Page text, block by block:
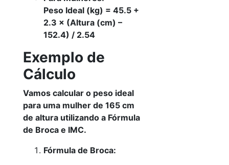
Peso Ideal (kg) = 45.5 +
2.3 × (Altura (cm) –
152.4) / 2.54
Exemplo de
Cálculo
Vamos calcular o peso ideal
para uma mulher de 165 cm
de altura utilizando a Fórmula
de Broca e IMC.
Fórmula de Broca: